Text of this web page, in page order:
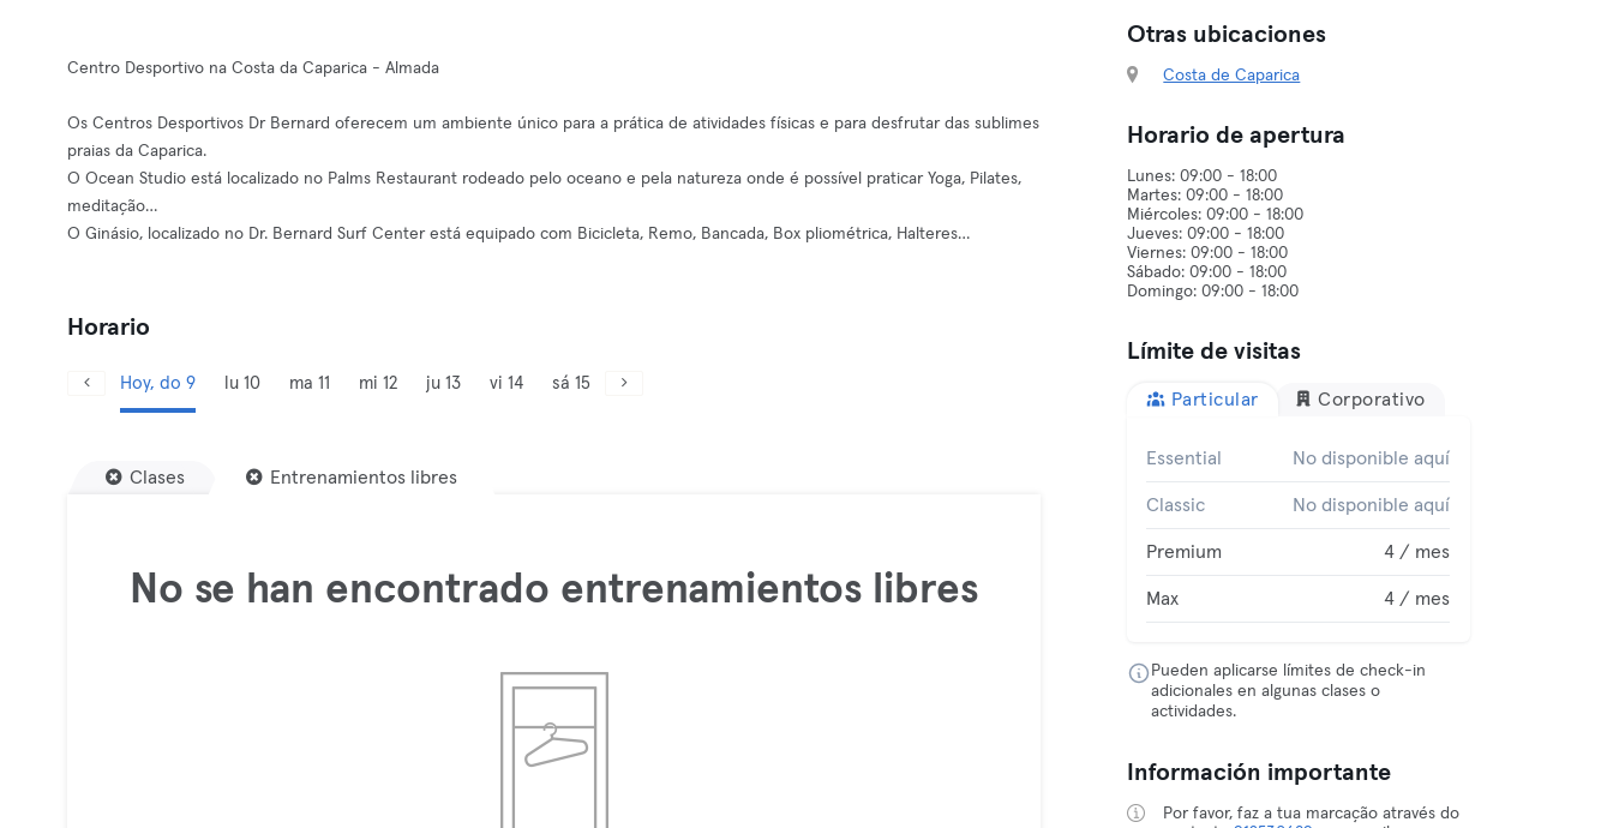
Centro Desportivo na Costa da Caparica - Almada
Os Centros Desportivos Dr Bernard oferecem um ambiente único para a prática de atividades físicas e para desfrutar das sublimes
praias da Caparica.
O Ocean Studio está localizado no Palms Restaurant rodeado pelo oceano e pela natureza onde é possível praticar Yoga, Pilates,
meditação…
O Ginásio, localizado no Dr. Bernard Surf Center está equipado com Bicicleta, Remo, Bancada, Box pliométrica, Halteres…
Horario
Hoy, do 9 lu 10 ma 11 mi 12 ju 13 vi 14 sá 15
Clases Entrenamientos libres
No se han encontrado entrenamientos libres
Otras ubicaciones
Costa de Caparica
Horario de apertura
Lunes: 09:00 - 18:00
Martes: 09:00 - 18:00
Miércoles: 09:00 - 18:00
Jueves: 09:00 - 18:00
Viernes: 09:00 - 18:00
Sábado: 09:00 - 18:00
Límite de visitas
Particular Corporativo
Essential No disponible aquí
Classic No disponible aquí
Premium 4 / mes
Max 4 / mes
Pueden aplicarse límites de check-in
adicionales en algunas clases o
actividades.
Información importante
Por favor, faz a tua marcação através do